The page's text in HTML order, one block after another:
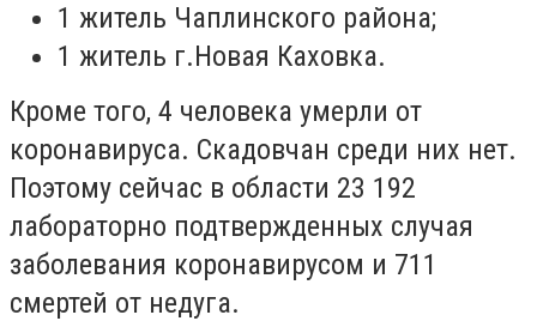
1 житель Чаплинского района;
1 житель г.Новая Каховка.
Кроме того, 4 человека умерли от
коронавируса. Скадовчан среди них нет.
Поэтому сейчас в области 23 192
лабораторно подтвержденных случая
заболевания коронавирусом и 711
смертей от недуга.